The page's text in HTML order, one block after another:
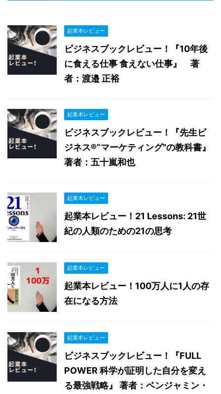
起業本レビュー
ビジネスブックレビュー！『10年後
に食える仕事 食えない仕事』 著
者：渡邉 正裕
起業本レビュー
ビジネスブックレビュー！『先生ビ
ジネス®“マーケティング"の教科書』
著者：五十嵐和也
起業本レビュー
起業本レビュー！21 Lessons: 21世
紀の人類のための21の思考
起業本レビュー
起業本レビュー！100万人に1人の存
在になる方法
起業本レビュー
ビジネスブックレビュー！『FULL
POWER 科学が証明した自分を変え
る最強戦略』 著者：ベンジャミン・